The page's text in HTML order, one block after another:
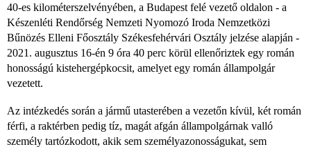
40-es kilométerszelvényében, a Budapest felé vezető oldalon - a
Készenléti Rendőrség Nemzeti Nyomozó Iroda Nemzetközi
Bűnözés Elleni Főosztály Székesfehérvári Osztály jelzése alapján -
2021. augusztus 16-én 9 óra 40 perc körül ellenőriztek egy román
honosságú kistehergépkocsit, amelyet egy román állampolgár
vezetett.
Az intézkedés során a jármű utasterében a vezetőn kívül, két román
férfi, a raktérben pedig tíz, magát afgán állampolgárnak valló
személy tartózkodott, akik sem személyazonosságukat, sem